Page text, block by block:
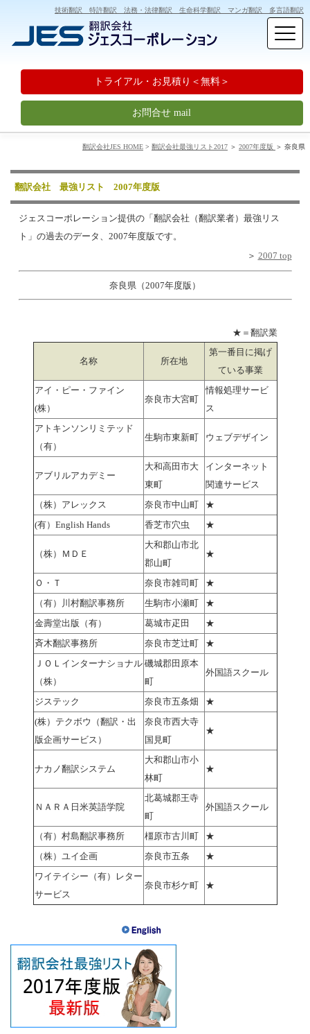
トライアル・お見積り＜無料＞
お問合せ mail
技術翻訳 特許翻訳 法務・法律翻訳 生命科学翻訳 マンガ翻訳 多言語翻訳
翻訳会社JES HOME > 翻訳会社最強リスト2017 ＞ 2007年度版 ＞ 奈良県
翻訳会社 最強リスト 2007年度版
ジェスコーポレーション提供の「翻訳会社（翻訳業者）最強リス
ト」の過去のデータ、2007年度版です。
＞ 2007 top
奈良県（2007年度版）
★＝翻訳業
名称 所在地
第一番目に掲げ
ている事業
アイ・ピー・ファイン
(株）
奈良市大宮町
情報処理サービ
ス
アトキンソンリミテッド
（有）
生駒市東新町 ウェブデザイン
アブリルアカデミー
大和高田市大
東町
インターネット
関連サービス
（株）アレックス
奈良市中山町
★
(有）English Hands
香芝市穴虫 ★
（株）ＭＤＥ
大和郡山市北
郡山町
★
Ｏ・Ｔ 奈良市雑司町
★
（有）川村翻訳事務所
生駒市小瀬町
★
金壽堂出版（有）
葛城市疋田
★
斉木翻訳事務所
奈良市芝辻町
★
ＪＯＬインターナショナル
（株）
磯城郡田原本
町
外国語スクール
ジステック 奈良市五条畑
★
(株）テクボウ（翻訳・出
版企画サービス）
奈良市西大寺
国見町
★
ナカノ翻訳システム
大和郡山市小
林町
★
ＮＡＲＡ日米英語学院
北葛城郡王寺
町
外国語スクール
（有）村島翻訳事務所 橿原市古川町
★
（株）ユイ企画
奈良市五条
★
ワイテイシー（有）レター
サービス
奈良市杉ケ町 ★